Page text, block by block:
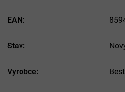
EAN:
Stav:
Výrobce: